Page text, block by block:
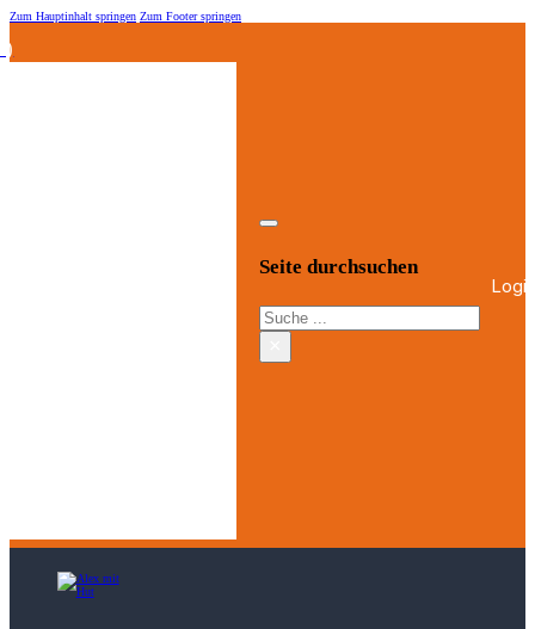
Zum Hauptinhalt springen Zum Footer springen
Seite durchsuchen
Suchen
Login